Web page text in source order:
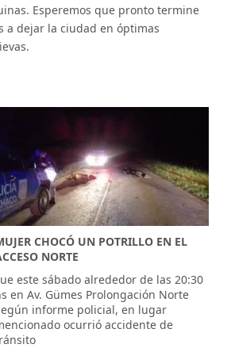
Esperemos que pronto termine
a dejar la ciudad en óptimas
CHOCÓ UN POTRILLO EN EL
NORTE
este sábado alrededor de las 20:30
en Av. Gümes Prolongación Norte
informe policial, en lugar
ocurrió accidente de